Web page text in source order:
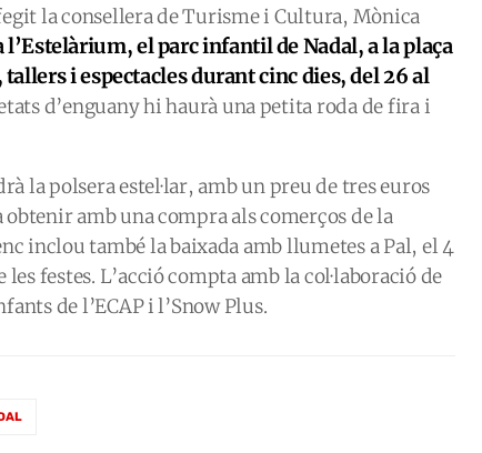
la consellera de Turisme i Cultura, Mònica
l’Estelàrium, el parc infantil de Nadal, a la plaça
i espectacles durant cinc dies, del 26 al
d’enguany hi haurà una petita roda de fira i
la polsera estel·lar, amb un preu de tres euros
obtenir amb una compra als comerços de la
inclou també la baixada amb llumetes a Pal, el 4
festes. L’acció compta amb la col·laboració de
de l’ECAP i l’Snow Plus.